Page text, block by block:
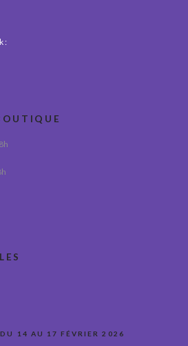
:
14 AU 17 FÉVRIER 2026